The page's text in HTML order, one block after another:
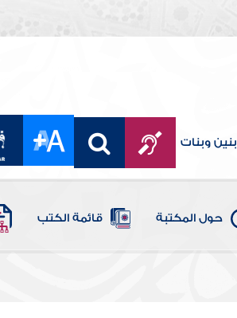
بنين وبنات
حول المكتبة قائمة الكتب